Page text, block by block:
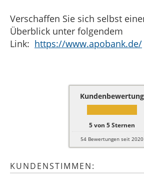
Verschaffen Sie sich selbst
Überblick unter folgendem
Link: https://www.apobank.de/
Kundenbewertung
5von 5Sternen
54 Bewertungen seit 2020
KUNDENSTIMMEN: